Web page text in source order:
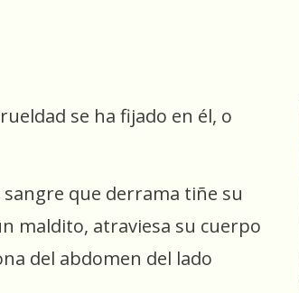
se ha fijado en él, o
que derrama tiñe su
maldito, atraviesa su cuerpo
del abdomen del lado